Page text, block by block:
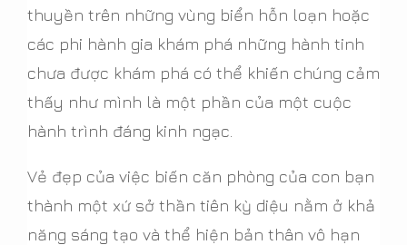
thuyền trên những vùng biển hỗn loạn hoặc
các phi hành gia khám phá những hành tinh
chưa được khám phá có thể khiến chúng cảm
thấy như mình là một phần của một cuộc
hành trình đáng kinh ngạc.
Vẻ đẹp của việc biến căn phòng của con bạn
thành một xứ sở thần tiên kỳ diệu nằm ở khả
năng sáng tạo và thể hiện bản thân vô hạn